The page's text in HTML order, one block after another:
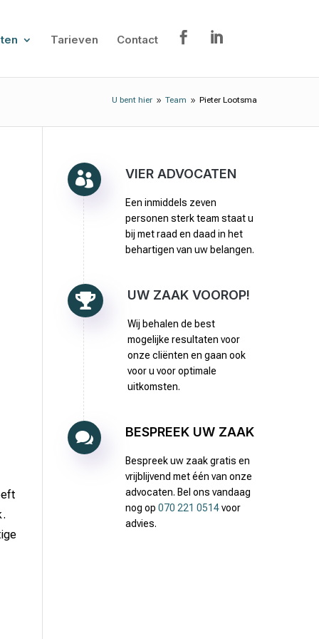
Tarieven Contact
U bent hier 9 Team 9 Pieter Lootsma
 VIER ADVOCATEN
Een inmiddels zeven
personen sterk team staat u
bij met raad en daad in het
behartigen van uw belangen.
 UW ZAAK VOOROP!
Wij behalen de best
mogelijke resultaten voor
onze cliënten en gaan ook
voor u voor optimale
uitkomsten.
 BESPREEK UW ZAAK
Bespreek uw zaak gratis en
vrijblijvend met één van onze
advocaten. Bel ons vandaag
nog op 070 221 0514voor
advies.